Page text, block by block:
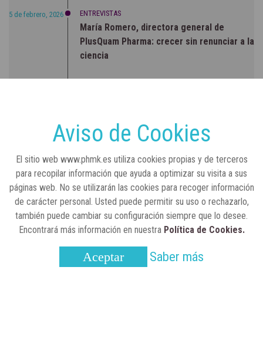
5 de febrero, 2026 ENTREVISTAS
María Romero, directora general de
PlusQuam Pharma: crecer sin renunciar a la
ciencia
Lilly impulsa "Razones de Peso" para
visibilizar la obesidad
25 de marzo, 2023 ENTRE BASTIDORES
Real Academia Nacional de Farmacia: un
la sociedad actual
Aviso de Cookies
El sitio web www.phmk.es utiliza cookies propias y de terceros
para recopilar información que ayuda a optimizar su visita a sus
páginas web. No se utilizarán las cookies para recoger información
de carácter personal. Usted puede permitir su uso o rechazarlo,
también puede cambiar su configuración siempre que lo desee.
Encontrará más información en nuestra Política de Cookies.
Aceptar Saber más